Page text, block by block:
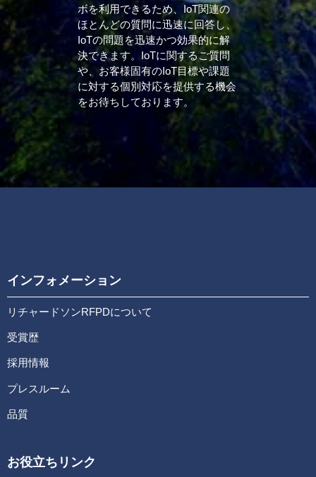
ボを利用できるため、IoT関連の
ほとんどの質問に迅速に回答し、
IoTの問題を迅速かつ効果的に解
決できます。IoTに関するご質問
や、お客様固有のIoT目標や課題
に対する個別対応を提供する機会
をお待ちしております。
インフォメーション
リチャードソンRFPDについて
受賞歴
採用情報
プレスルーム
品質
お役立ちリンク